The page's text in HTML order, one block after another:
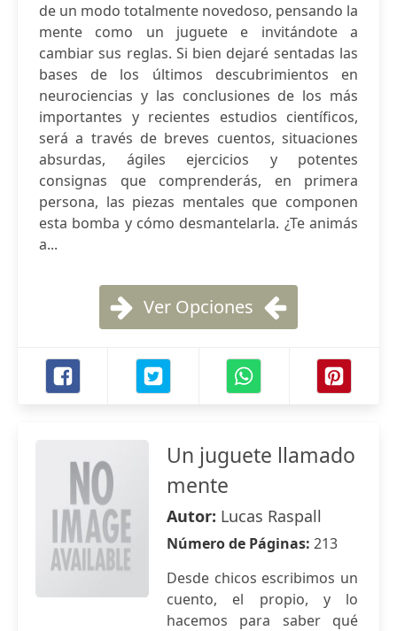
de un modo totalmente novedoso, pensando la
mente como un juguete e invitándote a
cambiar sus reglas. Si bien dejaré sentadas las
bases de los últimos descubrimientos en
neurociencias y las conclusiones de los más
importantes y recientes estudios científicos,
será a través de breves cuentos, situaciones
absurdas, ágiles ejercicios y potentes
consignas que comprenderás, en primera
persona, las piezas mentales que componen
esta bomba y cómo desmantelarla. ¿Te animás
a...
Ver Opciones
Un juguete llamado
mente
Autor: Lucas Raspall
Número de Páginas: 213
Desde chicos escribimos un
cuento, el propio, y lo
hacemos para saber qué